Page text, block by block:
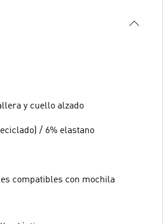
y cuello alzado
/ 6% elastano
compatibles con mochila